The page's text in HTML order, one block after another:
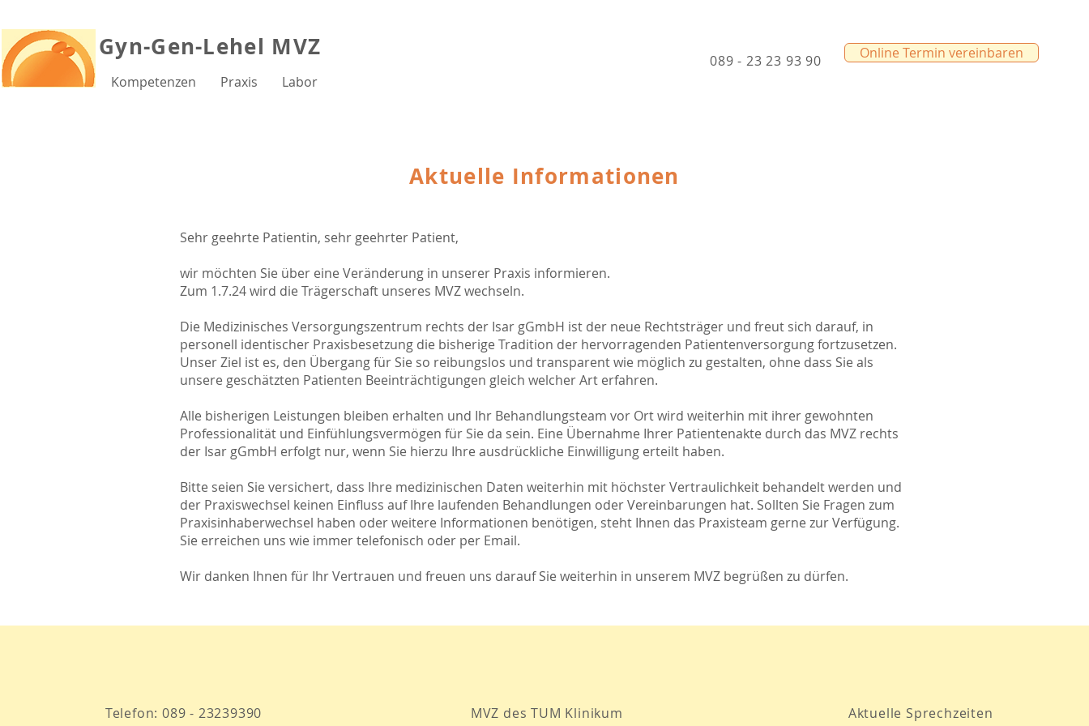
Gyn-Gen-Lehel MVZ
Kompetenzen Praxis Labor
089 - 23 23 93 90 Online Termin vereinbaren
Aktuelle Informationen
Sehr geehrte Patientin, sehr geehrter Patient,
wir möchten Sie über eine Veränderung in unserer Praxis informieren.
Zum 1.7.24 wird die Trägerschaft unseres MVZ wechseln.
Die Medizinisches Versorgungszentrum rechts der Isar gGmbH ist der neue Rechtsträger und freut sich darauf, in
personell identischer Praxisbesetzung die bisherige Tradition der hervorragenden Patientenversorgung fortzusetzen.
Unser Ziel ist es, den Übergang für Sie so reibungslos und transparent wie möglich zu gestalten, ohne dass Sie als
unsere geschätzten Patienten Beeinträchtigungen gleich welcher Art erfahren.
Alle bisherigen Leistungen bleiben erhalten und Ihr Behandlungsteam vor Ort wird weiterhin mit ihrer gewohnten
Professionalität und Einfühlungsvermögen für Sie da sein. Eine Übernahme Ihrer Patientenakte durch das MVZ rechts
der Isar gGmbH erfolgt nur, wenn Sie hierzu Ihre ausdrückliche Einwilligung erteilt haben.
Bitte seien Sie versichert, dass Ihre medizinischen Daten weiterhin mit höchster Vertraulichkeit behandelt werden und
der Praxiswechsel keinen Einfluss auf Ihre laufenden Behandlungen oder Vereinbarungen hat. Sollten Sie Fragen zum
Praxisinhaberwechsel haben oder weitere Informationen benötigen, steht Ihnen das Praxisteam gerne zur Verfügung.
Sie erreichen uns wie immer telefonisch oder per Email.
Wir danken Ihnen für Ihr Vertrauen und freuen uns darauf Sie weiterhin in unserem MVZ begrüßen zu dürfen.
Telefon:089 - 23239390
MVZ des TUM Klinikum
Aktuelle Sprechzeiten